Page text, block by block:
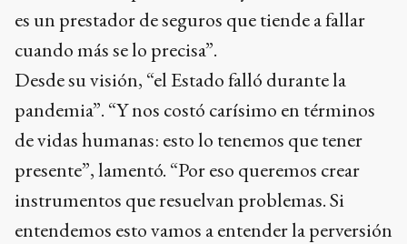
es un prestador de seguros que tiende a fallar
cuando más se lo precisa”.
Desde su visión, “el Estado falló durante la
pandemia”. “Y nos costó carísimo en términos
de vidas humanas: esto lo tenemos que tener
presente”, lamentó. “Por eso queremos crear
instrumentos que resuelvan problemas. Si
entendemos esto vamos a entender la perversión